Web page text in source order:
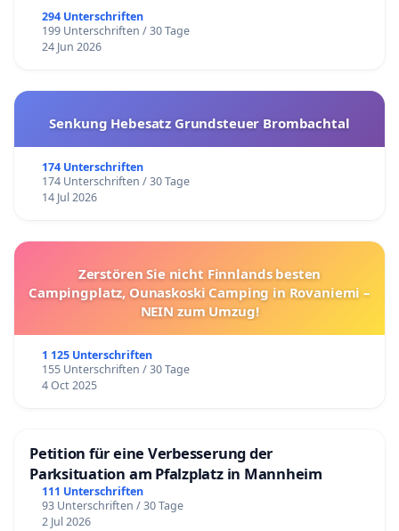
294 Unterschriften
199 Unterschriften / 30 Tage
24 Jun 2026
Senkung Hebesatz Grundsteuer Brombachtal
174 Unterschriften
174 Unterschriften / 30 Tage
14 Jul 2026
Zerstören Sie nicht Finnlands besten
Campingplatz, Ounaskoski Camping in Rovaniemi –
NEIN zum Umzug!
1 125 Unterschriften
155 Unterschriften / 30 Tage
4 Oct 2025
Petition für eine Verbesserung der
Parksituation am Pfalzplatz in Mannheim
111 Unterschriften
93 Unterschriften / 30 Tage
2 Jul 2026